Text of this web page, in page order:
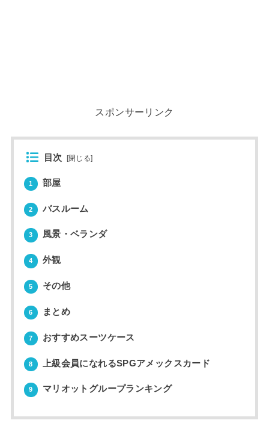
スポンサーリンク
目次 [閉じる]
1 部屋
2 バスルーム
3 風景・ベランダ
4 外観
5 その他
6 まとめ
7 おすすめスーツケース
8 上級会員になれるSPGアメックスカード
9 マリオットグループランキング